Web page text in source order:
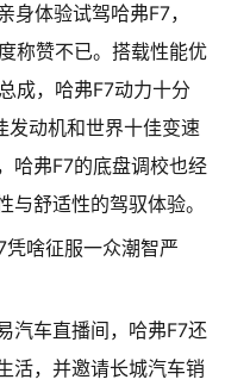
体验试驾哈弗F7，
称赞不已。搭载性能优
成，哈弗F7动力十分
发动机和世界十佳变速
哈弗F7的底盘调校也经
舒适性的驾驭体验。
汽车直播间，哈弗F7还
活，并邀请长城汽车销